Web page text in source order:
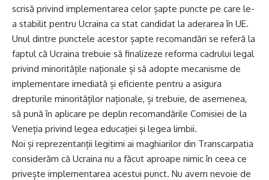
scrisă privind implementarea celor șapte puncte pe care le-
a stabilit pentru Ucraina ca stat candidat la aderarea în UE.
Unul dintre punctele acestor șapte recomandări se referă la
faptul că Ucraina trebuie să finalizeze reforma cadrului legal
privind minoritățile naționale și să adopte mecanisme de
implementare imediată și eficiente pentru a asigura
drepturile minorităților naționale, și trebuie, de asemenea,
să pună în aplicare pe deplin recomandările Comisiei de la
Veneția privind legea educației și legea limbii.
Noi și reprezentanții legitimi ai maghiarilor din Transcarpatia
considerăm că Ucraina nu a făcut aproape nimic în ceea ce
privește implementarea acestui punct. Nu avem nevoie de